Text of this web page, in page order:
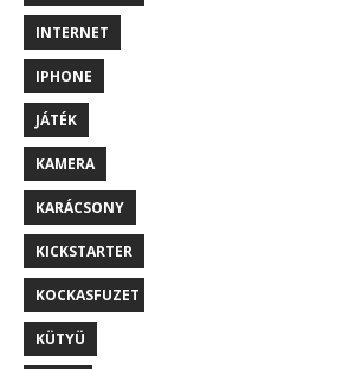
INTERNET
IPHONE
JÁTÉK
KAMERA
KARÁCSONY
KICKSTARTER
KOCKASFUZET
KÜTYÜ